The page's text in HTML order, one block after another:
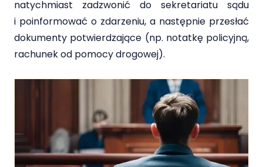
natychmiast zadzwonić do sekretariatu sądu
i poinformować o zdarzeniu, a następnie przesłać
dokumenty potwierdzające (np. notatkę policyjną,
rachunek od pomocy drogowej).